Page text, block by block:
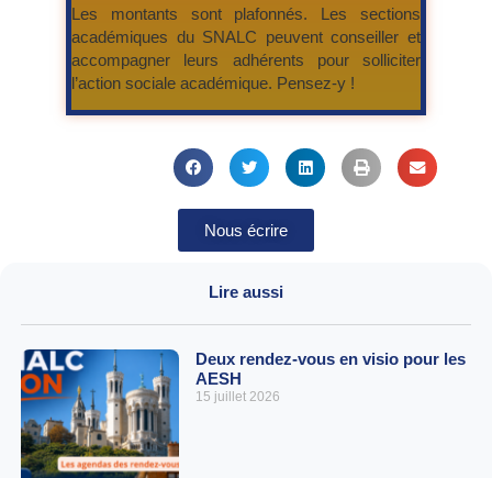
Les montants sont plafonnés. Les sections
académiques du SNALC peuvent conseiller et
accompagner leurs adhérents pour solliciter
l’action sociale académique. Pensez-y !
Nous écrire
Lire aussi
Deux rendez-vous en visio pour les
AESH
15 juillet 2026